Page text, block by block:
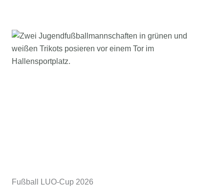
Fußball LUO-Cup 2026